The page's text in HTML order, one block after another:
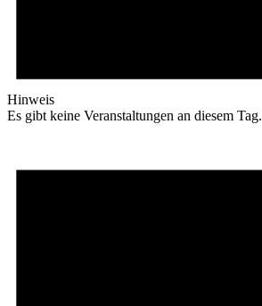
Hinweis
Es gibt keine Veranstaltungen an diesem Tag.